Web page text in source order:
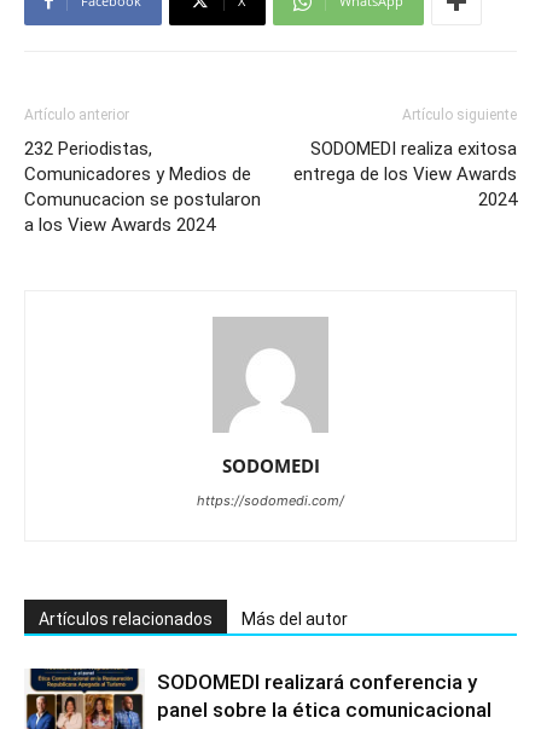
Artículo anterior
232 Periodistas,
Comunicadores y Medios de
Comunucacion se postularon
a los View Awards 2024
Artículo siguiente
SODOMEDI realiza exitosa
entrega de los View Awards
2024
SODOMEDI
https://sodomedi.com/
Artículos relacionados Más del autor
SODOMEDI realizará conferencia y
panel sobre la ética comunicacional